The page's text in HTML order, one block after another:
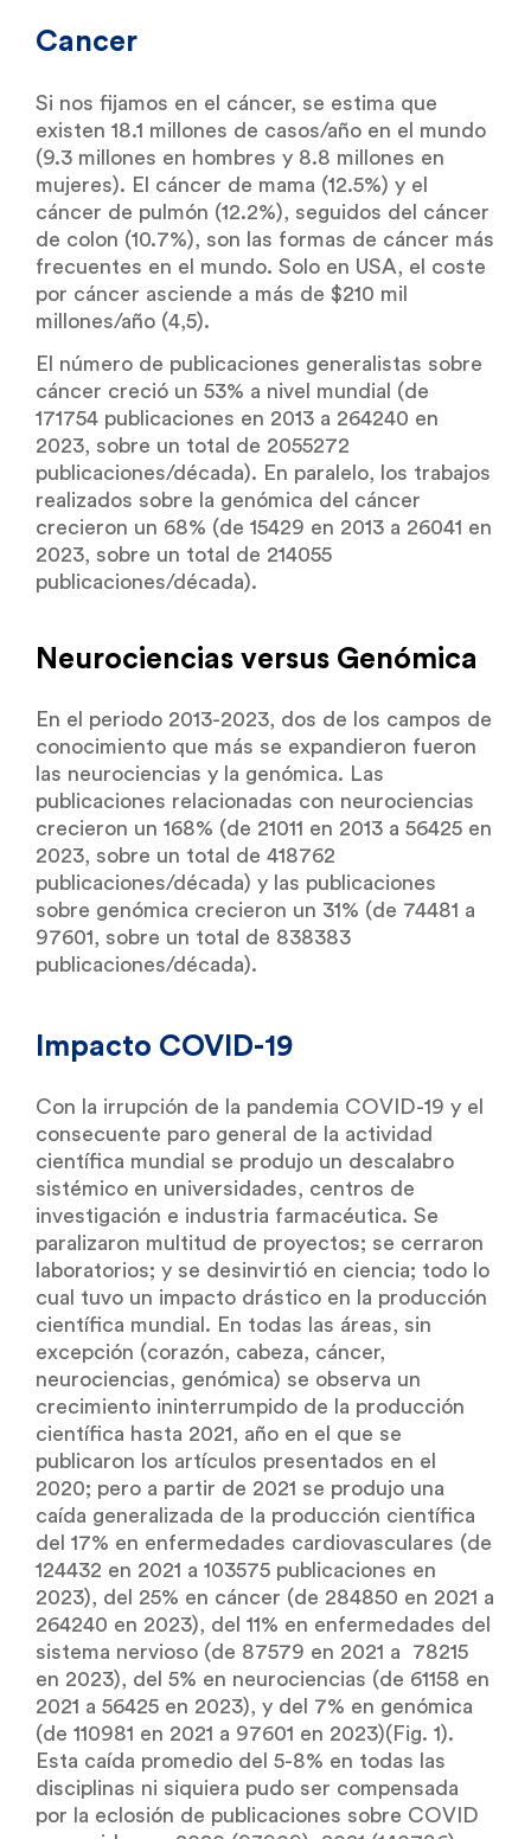
Cancer
Si nos fijamos en el cáncer, se estima que
existen 18.1 millones de casos/año en el mundo
(9.3 millones en hombres y 8.8 millones en
mujeres). El cáncer de mama (12.5%) y el
cáncer de pulmón (12.2%), seguidos del cáncer
de colon (10.7%), son las formas de cáncer más
frecuentes en el mundo. Solo en USA, el coste
por cáncer asciende a más de $210 mil
millones/año (4,5).
El número de publicaciones generalistas sobre
cáncer creció un 53% a nivel mundial (de
171754 publicaciones en 2013 a 264240 en
2023, sobre un total de 2055272
publicaciones/década). En paralelo, los trabajos
realizados sobre la genómica del cáncer
crecieron un 68% (de 15429 en 2013 a 26041 en
2023, sobre un total de 214055
publicaciones/década).
Neurociencias versus Genómica
En el periodo 2013-2023, dos de los campos de
conocimiento que más se expandieron fueron
las neurociencias y la genómica. Las
publicaciones relacionadas con neurociencias
crecieron un 168% (de 21011 en 2013 a 56425 en
2023, sobre un total de 418762
publicaciones/década) y las publicaciones
sobre genómica crecieron un 31% (de 74481 a
97601, sobre un total de 838383
publicaciones/década).
Impacto COVID-19
Con la irrupción de la pandemia COVID-19 y el
consecuente paro general de la actividad
científica mundial se produjo un descalabro
sistémico en universidades, centros de
investigación e industria farmacéutica. Se
paralizaron multitud de proyectos; se cerraron
laboratorios; y se desinvirtió en ciencia; todo lo
cual tuvo un impacto drástico en la producción
científica mundial. En todas las áreas, sin
excepción (corazón, cabeza, cáncer,
neurociencias, genómica) se observa un
crecimiento ininterrumpido de la producción
científica hasta 2021, año en el que se
publicaron los artículos presentados en el
2020; pero a partir de 2021 se produjo una
caída generalizada de la producción científica
del 17% en enfermedades cardiovasculares (de
124432 en 2021 a 103575 publicaciones en
2023), del 25% en cáncer (de 284850 en 2021 a
264240 en 2023), del 11% en enfermedades del
sistema nervioso (de 87579 en 2021 a 78215
en 2023), del 5% en neurociencias (de 61158 en
2021 a 56425 en 2023), y del 7% en genómica
(de 110981 en 2021 a 97601 en 2023)(Fig. 1).
Esta caída promedio del 5-8% en todas las
disciplinas ni siquiera pudo ser compensada
por la eclosión de publicaciones sobre COVID